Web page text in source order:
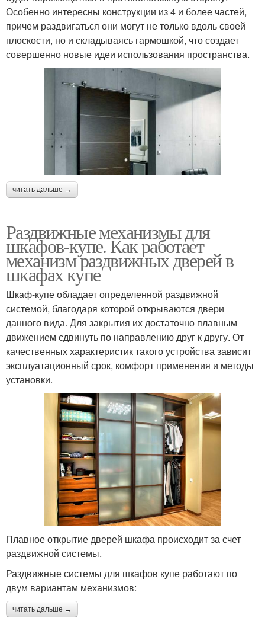
Особенно интересны конструкции из 4 и более частей,
причем раздвигаться они могут не только вдоль своей
плоскости, но и складываясь гармошкой, что создает
совершенно новые идеи использования пространства.
читать дальше →
Раздвижные механизмы для
шкафов-купе. Как работает
механизм раздвижных дверей в
шкафах купе
Шкаф-купе обладает определенной раздвижной
системой, благодаря которой открываются двери
данного вида. Для закрытия их достаточно плавным
движением сдвинуть по направлению друг к другу. От
качественных характеристик такого устройства зависит
эксплуатационный срок, комфорт применения и методы
установки.
Плавное открытие дверей шкафа происходит за счет
раздвижной системы.
Раздвижные системы для шкафов купе работают по
двум вариантам механизмов:
читать дальше →